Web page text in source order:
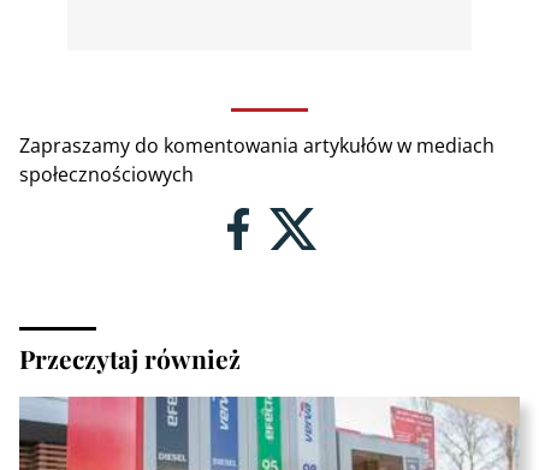
Zapraszamy do komentowania artykułów w mediach
społecznościowych
Przeczytaj również